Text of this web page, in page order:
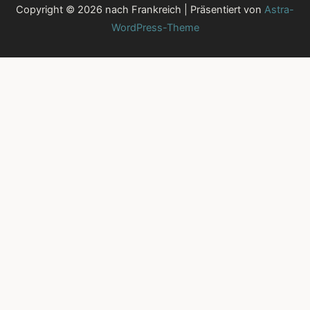
Copyright © 2026 nach Frankreich | Präsentiert von Astra-
WordPress-Theme